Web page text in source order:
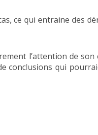
ce qui entraine des
l’attention de
conclusions qui